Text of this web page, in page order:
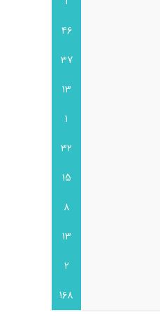
46
37
13
1
32
15
8
13
2
168